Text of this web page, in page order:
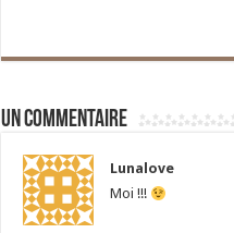
Un commentaire
Lunalove
Moi !!!